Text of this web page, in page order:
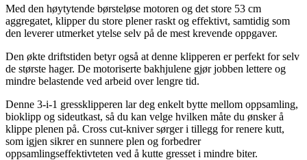
Med den høytytende børsteløse motoren og det store 53 cm
aggregatet, klipper du store plener raskt og effektivt, samtidig som
den leverer utmerket ytelse selv på de mest krevende oppgaver.
Den økte driftstiden betyr også at denne klipperen er perfekt for selv
de største hager. De motoriserte bakhjulene gjør jobben lettere og
mindre belastende ved arbeid over lengre tid.
Denne 3-i-1 gressklipperen lar deg enkelt bytte mellom oppsamling,
bioklipp og sideutkast, så du kan velge hvilken måte du ønsker å
klippe plenen på. Cross cut-kniver sørger i tillegg for renere kutt,
som igjen sikrer en sunnere plen og forbedrer
oppsamlingseffektivteten ved å kutte gresset i mindre biter.